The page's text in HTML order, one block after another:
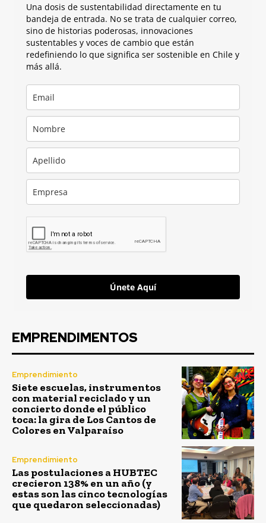
Una dosis de sustentabilidad directamente en tu
bandeja de entrada. No se trata de cualquier correo,
sino de historias poderosas, innovaciones
sustentables y voces de cambio que están
redefiniendo lo que significa ser sostenible en Chile y
más allá.
Únete Aquí
EMPRENDIMENTOS
Emprendimiento
Siete escuelas, instrumentos
con material reciclado y un
concierto donde el público
toca: la gira de Los Cantos de
Colores en Valparaíso
Emprendimiento
Las postulaciones a HUBTEC
crecieron 138% en un año (y
estas son las cinco tecnologías
que quedaron seleccionadas)